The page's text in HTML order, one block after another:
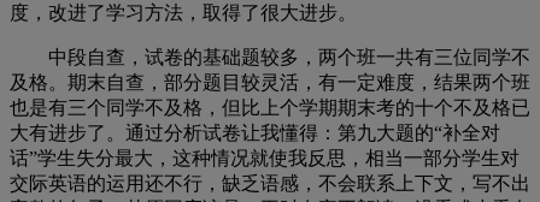
度，改进了学习方法，取得了很大进步。
中段自查，试卷的基础题较多，两个班一共有三位同学不
及格。期末自查，部分题目较灵活，有一定难度，结果两个班
也是有三个同学不及格，但比上个学期期末考的十个不及格已
大有进步了。通过分析试卷让我懂得：第九大题的“补全对
话”学生失分最大，这种情况就使我反思，相当一部分学生对
交际英语的运用还不行，缺乏语感，不会联系上下文，写不出